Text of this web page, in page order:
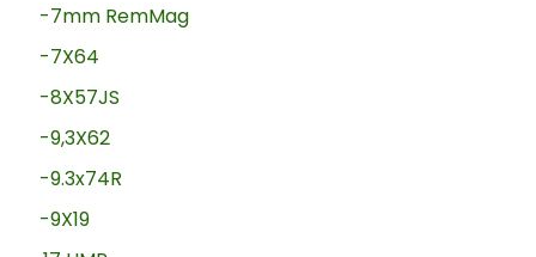
-7mm RemMag
-7X64
-8X57JS
-9,3X62
-9.3x74R
-9X19